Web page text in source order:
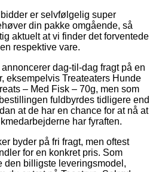
er selvfølgelig super
din pakke omgående, så
aktuelt at vi finder det forventede
respektive vare.
dag-til-dag fragt på en
eksempelvis Treateaters Hunde
– Med Fisk – 70g, men som
fuldbyrdes tidligere end
at de har en chance for at nå at
har fyraften.
byder på fri fragt, men oftest
for en konkret pris. Som
billigste leveringsmodel,